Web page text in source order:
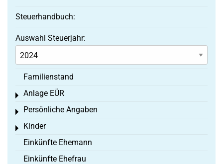
Steuerhandbuch:
Auswahl Steuerjahr:
Familienstand
Anlage EÜR
Toggle menu
Persönliche Angaben
Toggle menu
Kinder
Toggle menu
Einkünfte Ehemann
Einkünfte Ehefrau